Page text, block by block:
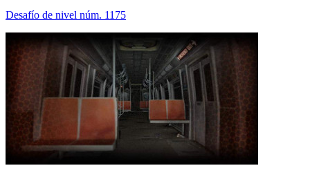
Desafío de nivel núm. 1175